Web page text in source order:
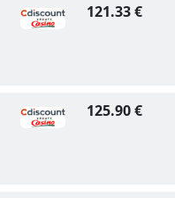
121.33 €
125.90 €